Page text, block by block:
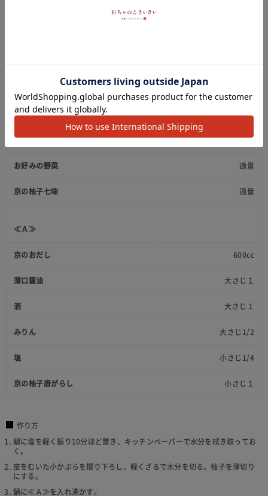
材 料
小かぶら ２個
柚子 １個～２個
お好みの野菜 適量
京の柚子七味 適量
≪Ａ≫
京のおだし 600cc
薄口醤油 大さじ１
酒 大さじ１
みりん 大さじ1/2
塩 小さじ1/4
京の柚子唐がらし 小さじ１
作り方
鯛に塩を軽く振り10分ほど置き、キッチンペーパーで水分を拭き取ってお
く。
皮をむいた小かぶらを摺り下ろし、軽くざるで水分を切る。柚子を薄切り
にする。
鍋に≪Ａ≫を入れ沸かす。